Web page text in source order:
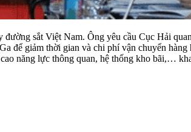
sắt Việt Nam. Ông yêu cầu Cục Hải
để giảm thời gian và chi phí vận chuyển hàng
năng lực thông quan, hệ thống kho bãi,…